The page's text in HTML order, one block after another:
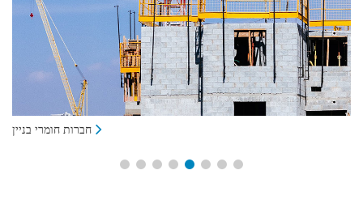
חברות חומרי בניין